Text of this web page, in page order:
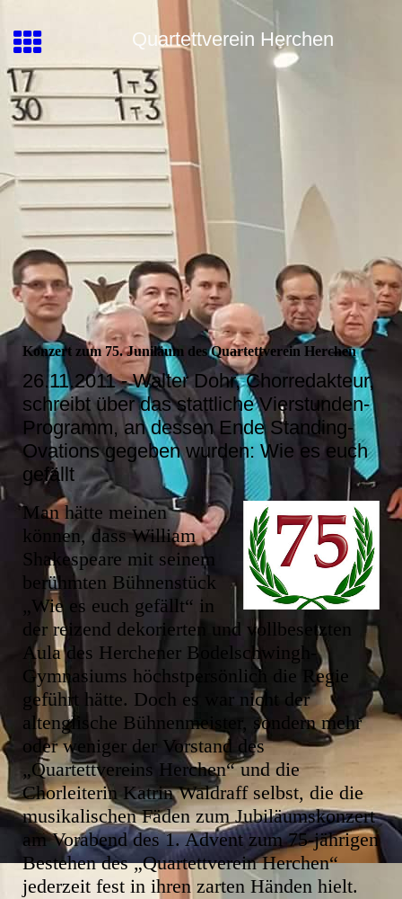
Quartettverein Herchen
Konzert zum 75. Juniläum des Quartettverein Herchen
26.11.2011 - Walter Dohr, Chorredakteur,
schreibt über das stattliche Vierstunden-
Programm, an dessen Ende Standing-
Ovations gegeben wurden: Wie es euch
gefällt
Man hätte meinen
können, dass William
Shakespeare mit seinem
berühmten Bühnenstück
„Wie es euch gefällt“ in
der reizend dekorierten und vollbesetzten
Aula des Herchener Bodelschwingh-
Gymnasiums höchstpersönlich die Regie
geführt hätte. Doch es war nicht der
altenglische Bühnenmeister, sondern mehr
oder weniger der Vorstand des
„Quartettvereins Herchen“ und die
Chorleiterin Katrin Waldraff selbst, die die
musikalischen Fäden zum Jubiläumskonzert
am Vorabend des 1. Advent zum 75-jährigen
Bestehen des „Quartettverein Herchen“
jederzeit fest in ihren zarten Händen hielt.